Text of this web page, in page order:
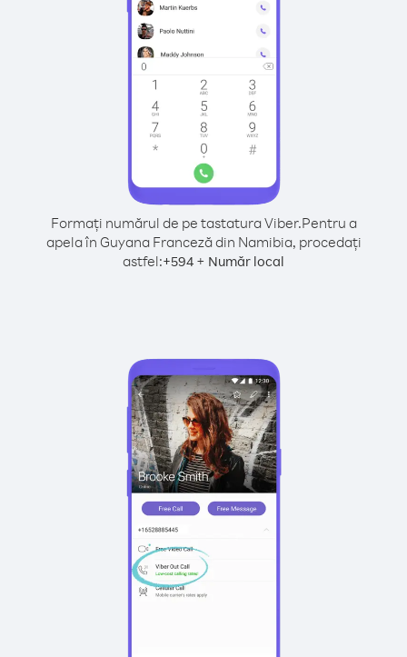
Formați numărul de pe tastatura Viber.Pentru a
apela în Guyana Franceză din Namibia, procedați
astfel:+594 + Număr local